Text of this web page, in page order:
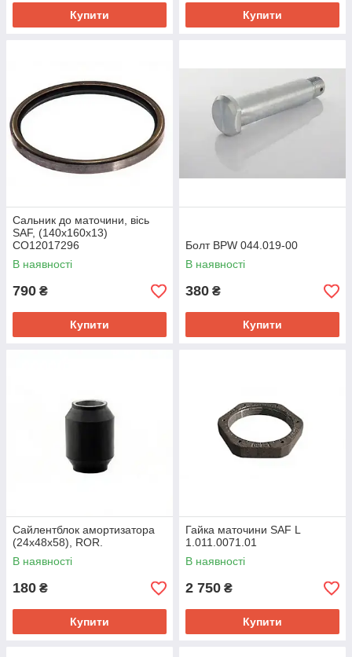
Купити Купити
Сальник до маточини, вісь
SAF, (140x160x13)
CO12017296
В наявності
790 ₴
Купити
Болт BPW 044.019-00
В наявності
380 ₴
Купити
Сайлентблок амортизатора
(24x48x58), ROR.
В наявності
180 ₴
Купити
Гайка маточини SAF L
1.011.0071.01
В наявності
2 750 ₴
Купити